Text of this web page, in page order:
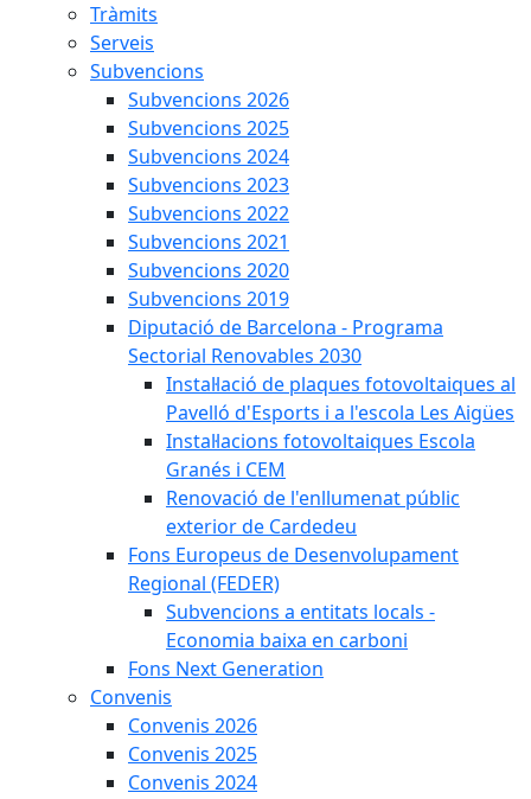
Tràmits
Serveis
Subvencions
Subvencions 2026
Subvencions 2025
Subvencions 2024
Subvencions 2023
Subvencions 2022
Subvencions 2021
Subvencions 2020
Subvencions 2019
Diputació de Barcelona - Programa
Sectorial Renovables 2030
Instal·lació de plaques fotovoltaiques al
Pavelló d'Esports i a l'escola Les Aigües
Instal·lacions fotovoltaiques Escola
Granés i CEM
Renovació de l'enllumenat públic
exterior de Cardedeu
Fons Europeus de Desenvolupament
Regional (FEDER)
Subvencions a entitats locals -
Economia baixa en carboni
Fons Next Generation
Convenis
Convenis 2026
Convenis 2025
Convenis 2024